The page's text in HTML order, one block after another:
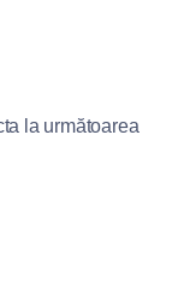
la următoarea